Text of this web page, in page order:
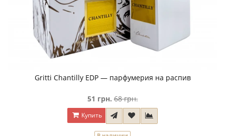
Gritti Chantilly EDP — парфумерия на распив
51 грн. 68 грн.
Купить